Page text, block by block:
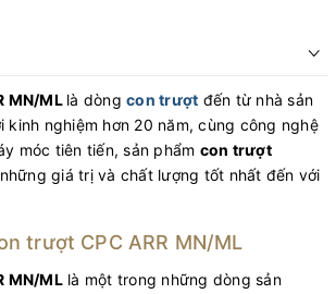
MN/ML là dòng con trượt đến từ nhà sản
kinh nghiệm hơn 20 năm, cùng công nghệ
móc tiên tiến, sản phẩm con trượt
giá trị và chất lượng tốt nhất đến với
trượt CPC ARR MN/ML
MN/MLlà một trong những dòng sản